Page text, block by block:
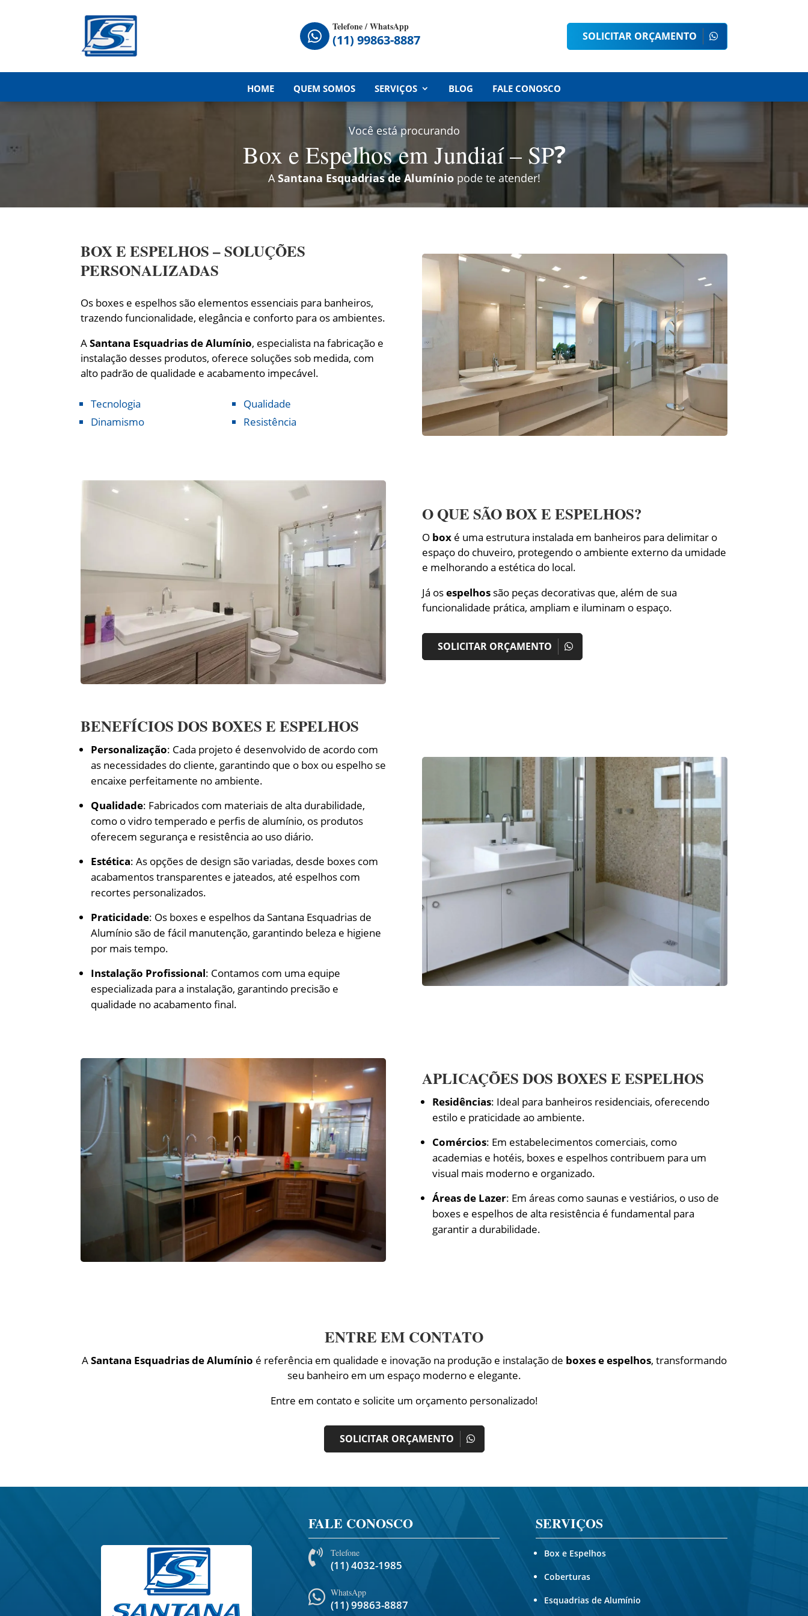

Telefone / WhatsApp
(11) 99863-8887 SOLICITAR ORÇAMENTO
HOME QUEM SOMOS SERVIÇOS BLOG FALE CONOSCO
Você está procurando
Box e Espelhos em Jundiaí – SP?
ASantana Esquadrias de Alumíniopode te atender!
BOX E ESPELHOS – SOLUÇÕES
PERSONALIZADAS
Os boxes e espelhos são elementos essenciais para banheiros,
trazendo funcionalidade, elegância e conforto para os ambientes.
ASantana Esquadrias de Alumínio, especialista na fabricação e
instalação desses produtos, oferece soluções sob medida, com
alto padrão de qualidade e acabamento impecável.
Tecnologia
Dinamismo
Qualidade
Resistência
O QUE SÃO BOX E ESPELHOS?
O boxé uma estrutura instalada em banheiros para delimitar o
espaço do chuveiro, protegendo o ambiente externo da umidade
e melhorando a estética do local.
Já osespelhossão peças decorativas que, além de sua
funcionalidade prática, ampliam e iluminam o espaço.
SOLICITAR ORÇAMENTO
BENEFÍCIOS DOS BOXES E ESPELHOS
Personalização: Cada projeto é desenvolvido de acordo com
as necessidades do cliente, garantindo que o box ou espelho se
encaixe perfeitamente no ambiente.
Qualidade: Fabricados com materiais de alta durabilidade,
como o vidro temperado e perfis de alumínio, os produtos
oferecem segurança e resistência ao uso diário.
Estética: As opções de design são variadas, desde boxes com
acabamentos transparentes e jateados, até espelhos com
recortes personalizados.
Praticidade: Os boxes e espelhos da Santana Esquadrias de
Alumínio são de fácil manutenção, garantindo beleza e higiene
por mais tempo.
Instalação Profissional: Contamos com uma equipe
especializada para a instalação, garantindo precisão e
qualidade no acabamento final.
APLICAÇÕES DOS BOXES E ESPELHOS
Residências: Ideal para banheiros residenciais, oferecendo
estilo e praticidade ao ambiente.
Comércios: Em estabelecimentos comerciais, como
academias e hotéis, boxes e espelhos contribuem para um
visual mais moderno e organizado.
Áreas de Lazer: Em áreas como saunas e vestiários, o uso de
boxes e espelhos de alta resistência é fundamental para
garantir a durabilidade.
ENTRE EM CONTATO
ASantana Esquadrias de Alumínio é referência em qualidade e inovação na produção e instalação de boxes e espelhos, transformando
seu banheiro em um espaço moderno e elegante.
Entre em contato e solicite um orçamento personalizado!
SOLICITAR ORÇAMENTO
FALE CONOSCO
 Telefone
(11) 4032-1985
 WhatsApp
(11) 99863-8887
SERVIÇOS
Box e Espelhos
Coberturas
Esquadrias de Alumínio